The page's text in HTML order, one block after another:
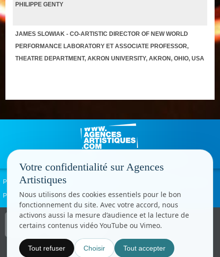
PHILIPPE GENTY
JAMES SLOWIAK - CO-ARTISTIC DIRECTOR OF NEW WORLD
PERFORMANCE LABORATORY ET ASSOCIATE PROFESSOR,
THEATRE DEPARTMENT, AKRON UNIVERSITY, AKRON, OHIO, USA
Politique de confidentialité
Paramètres cookies
Copyright © CC.Comunication
Tous droits réservés
Votre confidentialité sur Agences
Artistiques
Nous utilisons des cookies essentiels pour le bon
fonctionnement du site. Avec votre accord, nous
activons aussi la mesure d’audience et la lecture de
certains contenus vidéo YouTube ou Vimeo.
Tout refuser Choisir Tout accepter